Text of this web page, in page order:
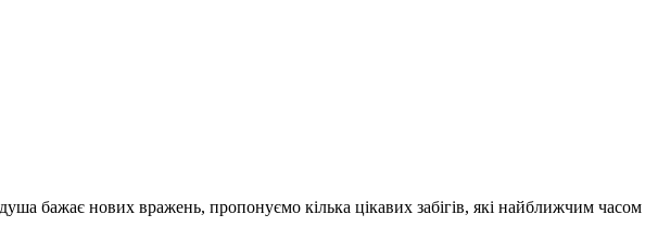
бажає нових вражень, пропонуємо кілька цікавих забігів, які найближчим часом